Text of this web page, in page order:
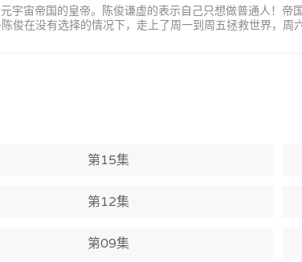
宙帝国的皇帝。陈俊谦虚的表示自己只想做普通人！
在没有选择的情况下，走上了周一到周五拯救世界，周
第15集
第12集
第09集